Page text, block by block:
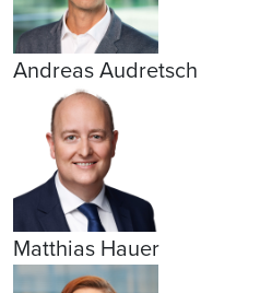
Andreas Audretsch
Matthias Hauer